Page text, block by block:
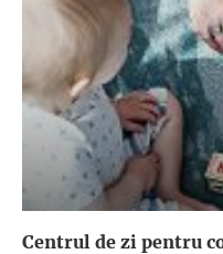
Centrul de zi pentru